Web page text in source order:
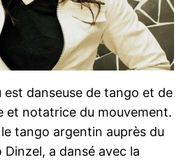
est danseuse de tango et de
et notatrice du mouvement.
tango argentin auprès du
a dansé avec la